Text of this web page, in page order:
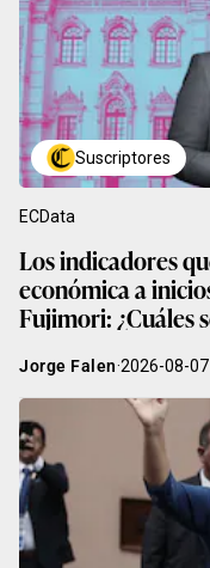
Suscriptores
ECData
Los indicadores
económica a
Fujimori: ¿Cuáles
Jorge Falen·2026-08-07